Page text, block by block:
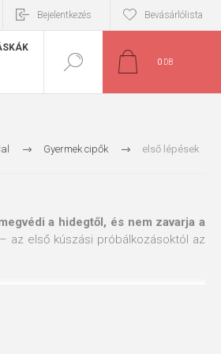
Bejelentkezés Bevásárlólista
0 DB
Gyermek cipők első lépések
a hidegtől, és nem zavarja a
az első kúszási próbálkozásoktól az